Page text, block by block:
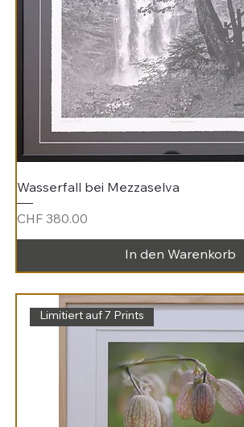
Wasserfall bei Mezzaselva
Preis
CHF 380.00
In den Warenkorb
Limitiert auf 7 Prints